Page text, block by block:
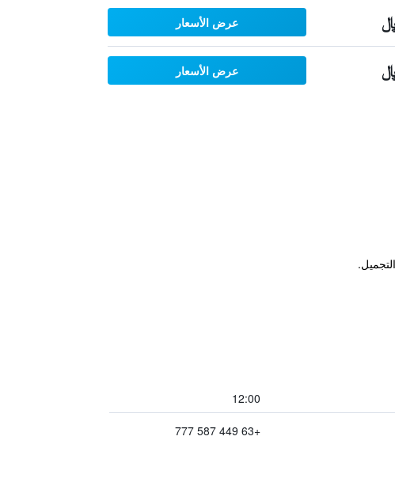
عرض الأسعار
عرض الأسعار
12:00
+63 449 587 777